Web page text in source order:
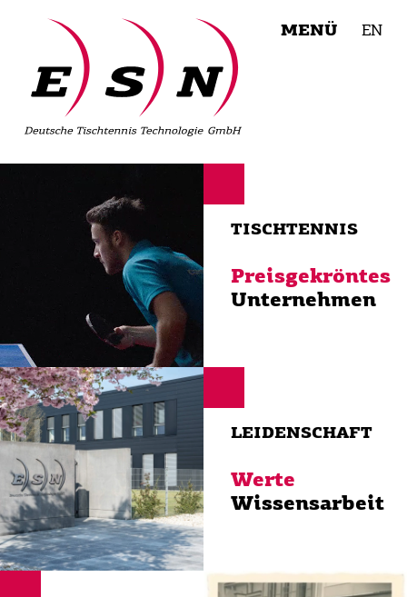
MENÜ EN
TISCHTENNIS
Preisgekröntes
Unternehmen
LEIDENSCHAFT
Werte
Wissensarbeit